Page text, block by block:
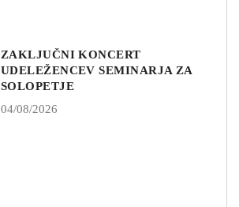
ZAKLJUČNI KONCERT
UDELEŽENCEV SEMINARJA ZA
SOLOPETJE
04/08/2026